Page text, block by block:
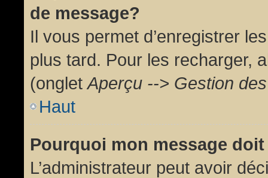
de message?
Il vous permet d’enregistrer
plus tard. Pour les recharger,
(ongletAperçu --> Gestion
Haut
Pourquoi mon message
L’administrateur peut avoir